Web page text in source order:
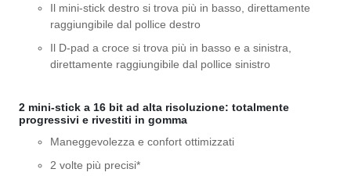
Il mini-stick destro si trova più in basso, direttamente
raggiungibile dal pollice destro
Il D-pad a croce si trova più in basso e a sinistra,
direttamente raggiungibile dal pollice sinistro
2 mini-stick a 16 bit ad alta risoluzione: totalmente
progressivi e rivestiti in gomma
Maneggevolezza e confort ottimizzati
2 volte più precisi*